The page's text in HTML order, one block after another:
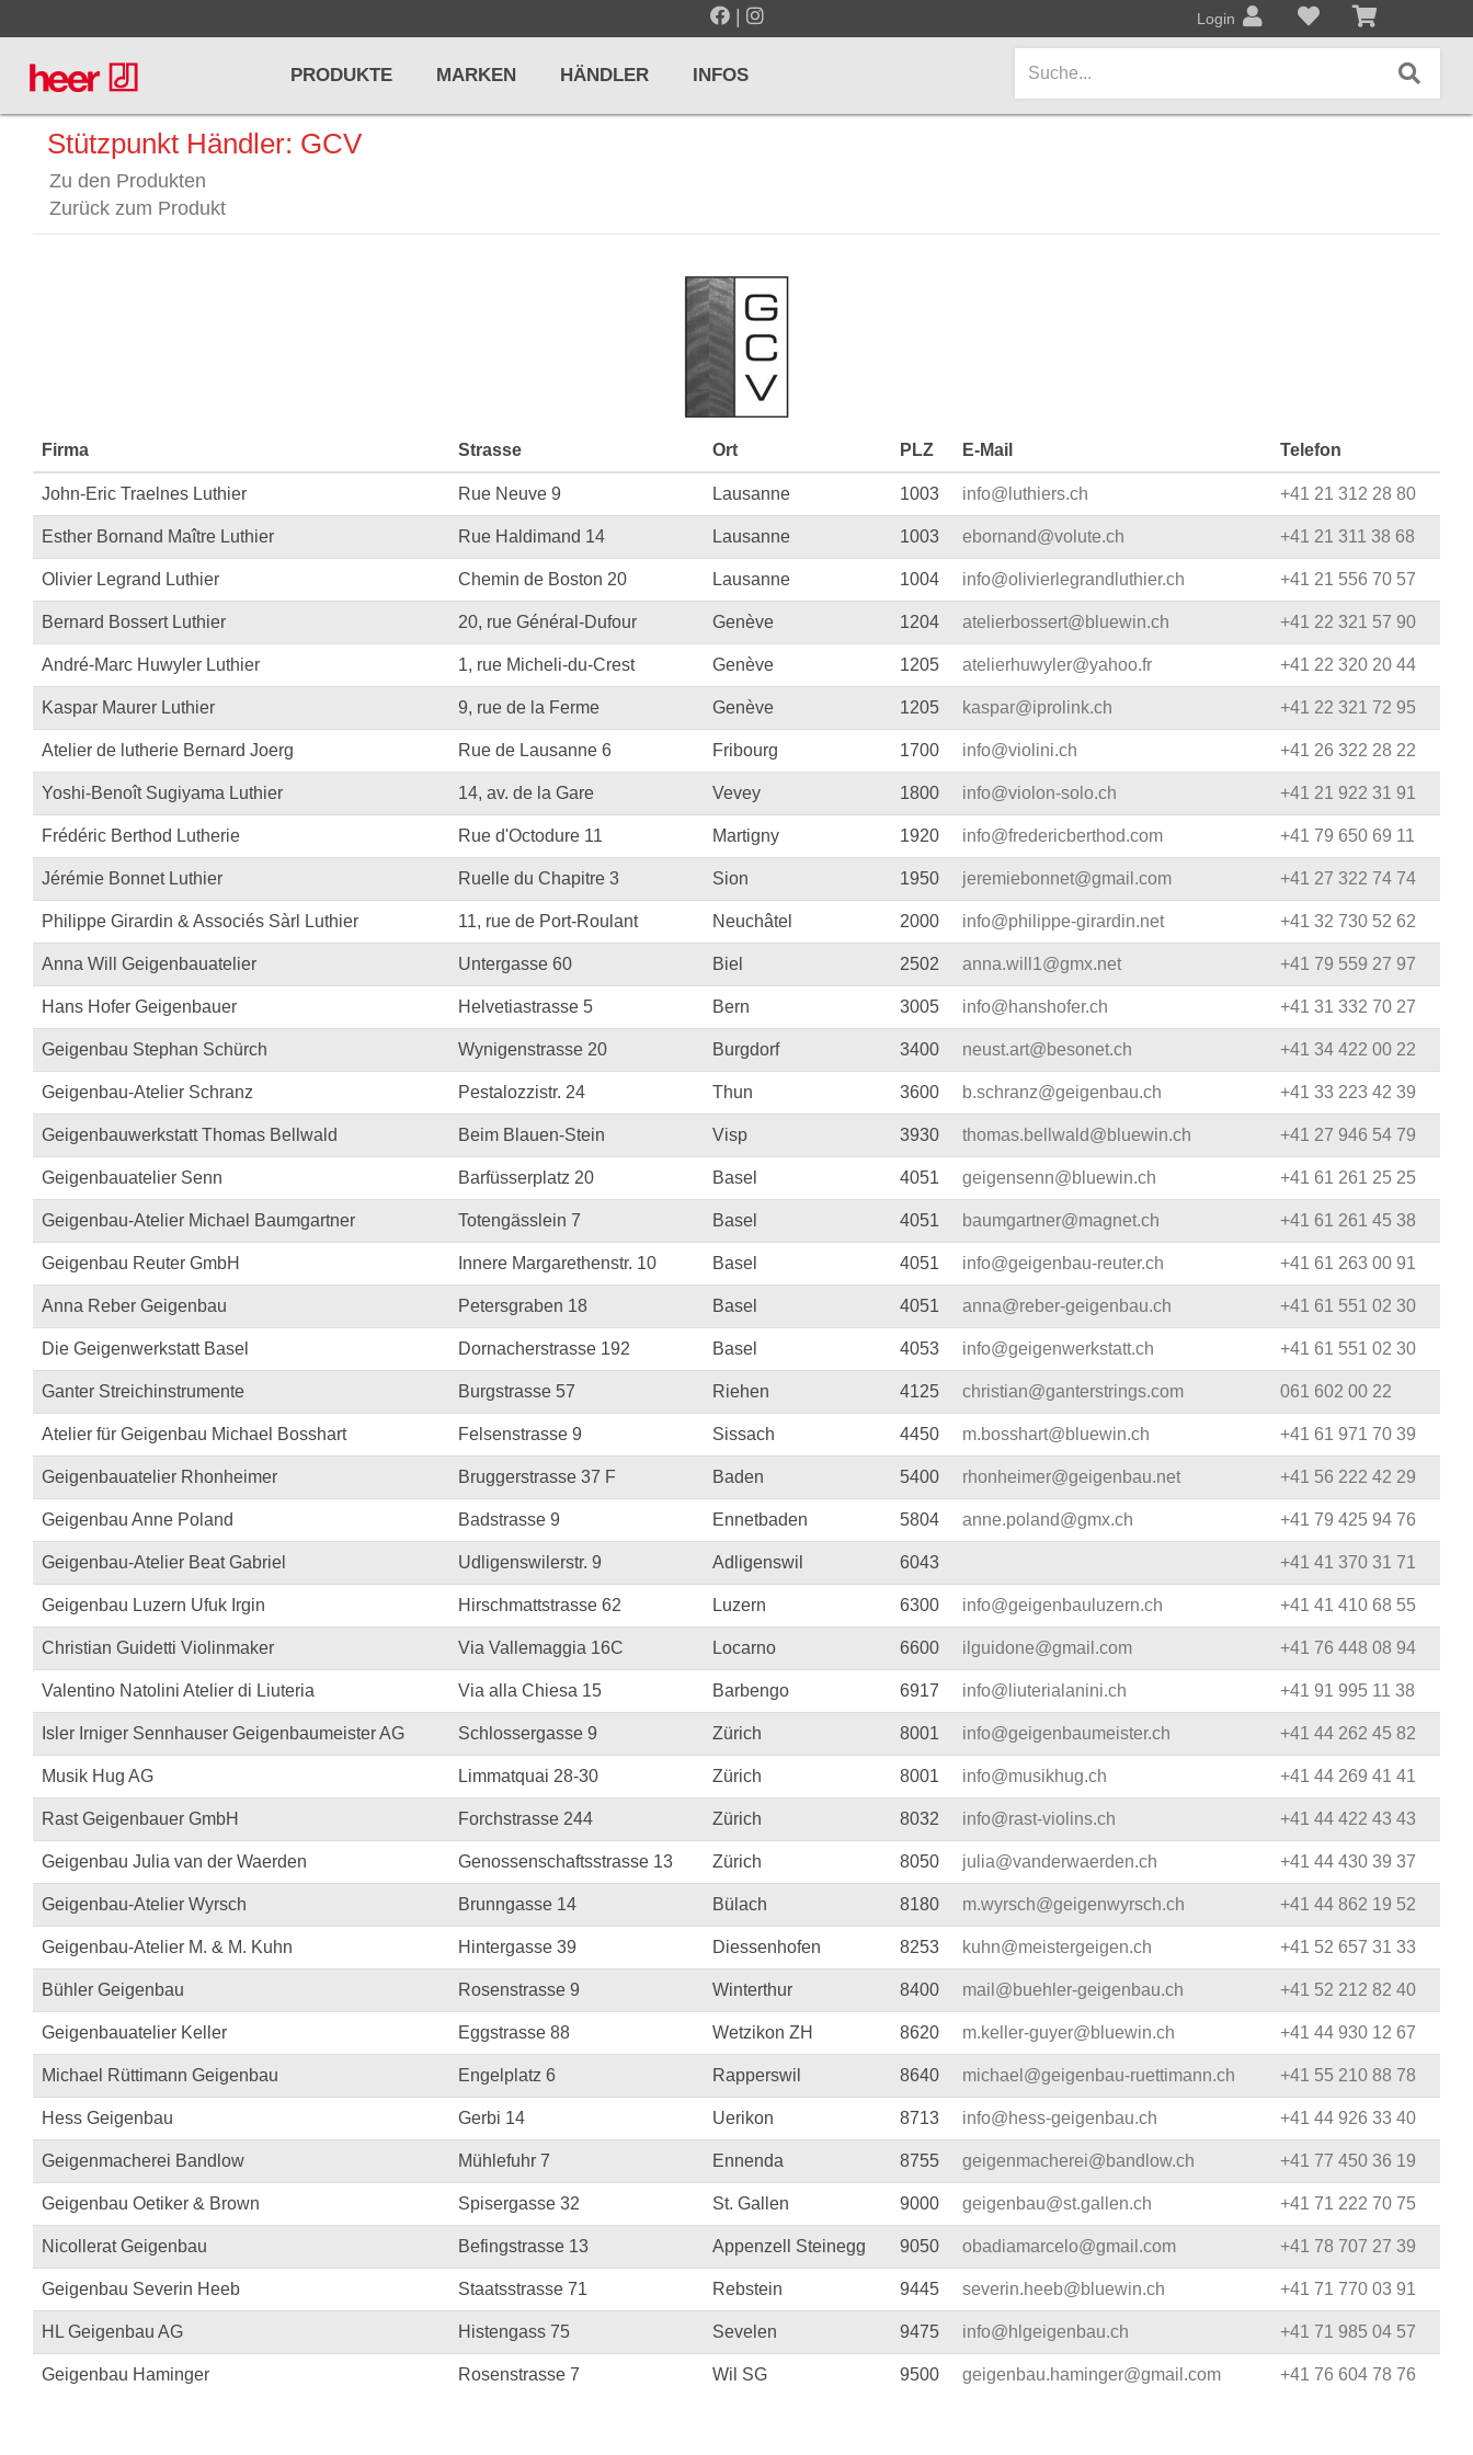
| Login
PRODUKTE
LICHT / EFFEKTE
Westerngitarren
E-Gitarren
... mehr
PRO AUDIO, MICS, STANDS
Proel Pro Audio
Ständer
... mehr
DRUMS & PERCUSSION
Schlagzeuge
Roto Toms
... mehr
HOLZBLASINSTRUMENTE
Blockflöten
Querflöten
... mehr
Blechblasinstrumente Premium
Mundstücke
... mehr
STREICHINSTRUMENTE
Violinen
Violen, Gamben
Celli
... mehr
MARKEN HÄNDLER INFOS
Infos
Stützpunkt Händler: GCV
Zu den Produkten
Zurück zum Produkt
Firma Strasse Ort PLZ E-Mail Telefon
John-Eric Traelnes Luthier Rue Neuve 9 Lausanne 1003 info@luthiers.ch +41 21 312 28 80
Esther Bornand Maître Luthier Rue Haldimand 14 Lausanne 1003 ebornand@volute.ch +41 21 311 38 68
Olivier Legrand Luthier Chemin de Boston 20 Lausanne 1004 info@olivierlegrandluthier.ch +41 21 556 70 57
Bernard Bossert Luthier 20, rue Général-Dufour Genève 1204 atelierbossert@bluewin.ch +41 22 321 57 90
André-Marc Huwyler Luthier 1, rue Micheli-du-Crest Genève 1205 atelierhuwyler@yahoo.fr +41 22 320 20 44
Kaspar Maurer Luthier 9, rue de la Ferme Genève 1205 kaspar@iprolink.ch +41 22 321 72 95
Atelier de lutherie Bernard Joerg Rue de Lausanne 6 Fribourg 1700 info@violini.ch +41 26 322 28 22
Yoshi-Benoît Sugiyama Luthier 14, av. de la Gare Vevey 1800 info@violon-solo.ch +41 21 922 31 91
Frédéric Berthod Lutherie Rue d'Octodure 11 Martigny 1920 info@fredericberthod.com +41 79 650 69 11
Jérémie Bonnet Luthier Ruelle du Chapitre 3 Sion 1950 jeremiebonnet@gmail.com +41 27 322 74 74
Philippe Girardin & Associés Sàrl Luthier 11, rue de Port-Roulant Neuchâtel 2000 info@philippe-girardin.net +41 32 730 52 62
Anna Will Geigenbauatelier Untergasse 60 Biel 2502 anna.will1@gmx.net +41 79 559 27 97
Hans Hofer Geigenbauer Helvetiastrasse 5 Bern 3005 info@hanshofer.ch +41 31 332 70 27
Geigenbau Stephan Schürch Wynigenstrasse 20 Burgdorf 3400 neust.art@besonet.ch +41 34 422 00 22
Geigenbau-Atelier Schranz Pestalozzistr. 24 Thun 3600 b.schranz@geigenbau.ch +41 33 223 42 39
Geigenbauwerkstatt Thomas Bellwald Beim Blauen-Stein Visp 3930 thomas.bellwald@bluewin.ch +41 27 946 54 79
Geigenbauatelier Senn Barfüsserplatz 20 Basel 4051 geigensenn@bluewin.ch +41 61 261 25 25
Geigenbau-Atelier Michael Baumgartner Totengässlein 7 Basel 4051 baumgartner@magnet.ch +41 61 261 45 38
Geigenbau Reuter GmbH Innere Margarethenstr. 10 Basel 4051 info@geigenbau-reuter.ch +41 61 263 00 91
Anna Reber Geigenbau Petersgraben 18 Basel 4051 anna@reber-geigenbau.ch +41 61 551 02 30
Die Geigenwerkstatt Basel Dornacherstrasse 192 Basel 4053 info@geigenwerkstatt.ch +41 61 551 02 30
Ganter Streichinstrumente Burgstrasse 57 Riehen 4125 christian@ganterstrings.com 061 602 00 22
Atelier für Geigenbau Michael Bosshart Felsenstrasse 9 Sissach 4450 m.bosshart@bluewin.ch +41 61 971 70 39
Geigenbauatelier Rhonheimer Bruggerstrasse 37 F Baden 5400 rhonheimer@geigenbau.net +41 56 222 42 29
Geigenbau Anne Poland Badstrasse 9 Ennetbaden 5804 anne.poland@gmx.ch +41 79 425 94 76
Geigenbau-Atelier Beat Gabriel Udligenswilerstr. 9 Adligenswil 6043 +41 41 370 31 71
Geigenbau Luzern Ufuk Irgin Hirschmattstrasse 62 Luzern 6300 info@geigenbauluzern.ch +41 41 410 68 55
Christian Guidetti Violinmaker Via Vallemaggia 16C Locarno 6600 ilguidone@gmail.com +41 76 448 08 94
Valentino Natolini Atelier di Liuteria Via alla Chiesa 15 Barbengo 6917 info@liuterialanini.ch +41 91 995 11 38
Isler Irniger Sennhauser Geigenbaumeister AG Schlossergasse 9 Zürich 8001 info@geigenbaumeister.ch +41 44 262 45 82
Musik Hug AG Limmatquai 28-30 Zürich 8001 info@musikhug.ch +41 44 269 41 41
Rast Geigenbauer GmbH Forchstrasse 244 Zürich 8032 info@rast-violins.ch +41 44 422 43 43
Geigenbau Julia van der Waerden Genossenschaftsstrasse 13 Zürich 8050 julia@vanderwaerden.ch +41 44 430 39 37
Geigenbau-Atelier Wyrsch Brunngasse 14 Bülach 8180 m.wyrsch@geigenwyrsch.ch +41 44 862 19 52
Geigenbau-Atelier M. & M. Kuhn Hintergasse 39 Diessenhofen 8253 kuhn@meistergeigen.ch +41 52 657 31 33
Bühler Geigenbau Rosenstrasse 9 Winterthur 8400 mail@buehler-geigenbau.ch +41 52 212 82 40
Geigenbauatelier Keller Eggstrasse 88 Wetzikon ZH 8620 m.keller-guyer@bluewin.ch +41 44 930 12 67
Michael Rüttimann Geigenbau Engelplatz 6 Rapperswil 8640 michael@geigenbau-ruettimann.ch +41 55 210 88 78
Hess Geigenbau Gerbi 14 Uerikon 8713 info@hess-geigenbau.ch +41 44 926 33 40
Geigenmacherei Bandlow Mühlefuhr 7 Ennenda 8755 geigenmacherei@bandlow.ch +41 77 450 36 19
Geigenbau Oetiker & Brown Spisergasse 32 St. Gallen 9000 geigenbau@st.gallen.ch +41 71 222 70 75
Nicollerat Geigenbau Befingstrasse 13 Appenzell Steinegg 9050 obadiamarcelo@gmail.com +41 78 707 27 39
Geigenbau Severin Heeb Staatsstrasse 71 Rebstein 9445 severin.heeb@bluewin.ch +41 71 770 03 91
HL Geigenbau AG Histengass 75 Sevelen 9475 info@hlgeigenbau.ch +41 71 985 04 57
Geigenbau Haminger Rosenstrasse 7 Wil SG 9500 geigenbau.haminger@gmail.com +41 76 604 78 76